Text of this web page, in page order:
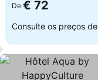
De € 72
Consulte os preços de